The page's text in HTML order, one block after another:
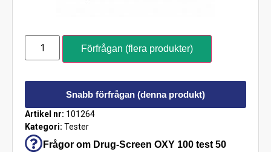
Förfrågan (flera produkter)
Snabb förfrågan (denna produkt)
Artikel nr: 101264
Kategori: Tester
Frågor om Drug-Screen OXY 100 test 50